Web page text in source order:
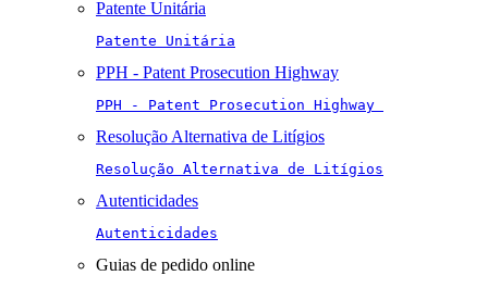
Patente Unitária
Patente Unitária
PPH - Patent Prosecution Highway
PPH - Patent Prosecution Highway
Resolução Alternativa de Litígios
Resolução Alternativa de Litígios
Autenticidades
Autenticidades
Guias de pedido online